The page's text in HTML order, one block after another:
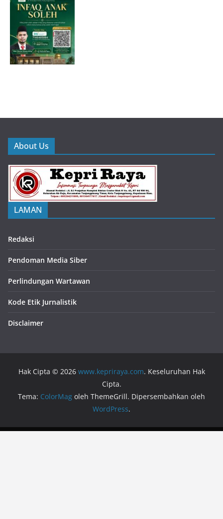
About Us
LAMAN
Redaksi
Pendoman Media Siber
Perlindungan Wartawan
Kode Etik Jurnalistik
Disclaimer
Hak Cipta © 2026 www.kepriraya.com. Keseluruhan Hak
Cipta.
Tema: ColorMag oleh ThemeGrill. Dipersembahkan oleh
WordPress.